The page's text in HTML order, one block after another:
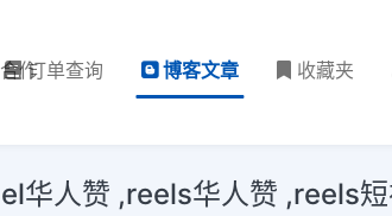
作订单查询 博客文章 收藏夹
华人赞 ,reels华人赞 ,reels